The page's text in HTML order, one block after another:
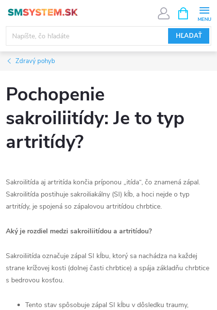
obsah
HĽADAŤ
KOŠÍK
Zdravý pohyb
Pochopenie
sakroiliitídy: Je to typ
artritídy?
Sakroilitída aj artritída končia príponou „itída“, čo znamená zápal.
Sakroilitída postihuje sakroiliakálny (SI) kĺb, a hoci nejde o typ
artritídy, je spojená so zápalovou artritídou chrbtice.
Aký je rozdiel medzi sakroiliitídou a artritídou?
Sakroiliitída označuje zápal SI kĺbu, ktorý sa nachádza na každej
strane krížovej kosti (dolnej časti chrbtice) a spája základňu chrbtice
s bedrovou kosťou.
Tento stav spôsobuje zápal SI kĺbu v dôsledku traumy,